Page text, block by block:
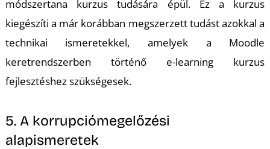
módszertana kurzus tudására épül. Ez a kurzus
kiegészíti a már korábban megszerzett tudást azokkal a
technikai ismeretekkel, amelyek a Moodle
keretrendszerben történő e-learning kurzus
fejlesztéshez szükségesek.
5. A korrupciómegelőzési
alapismeretek